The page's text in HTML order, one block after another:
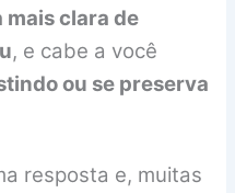
mais clara de
, e cabe a você
ou se preserva
resposta e, muitas